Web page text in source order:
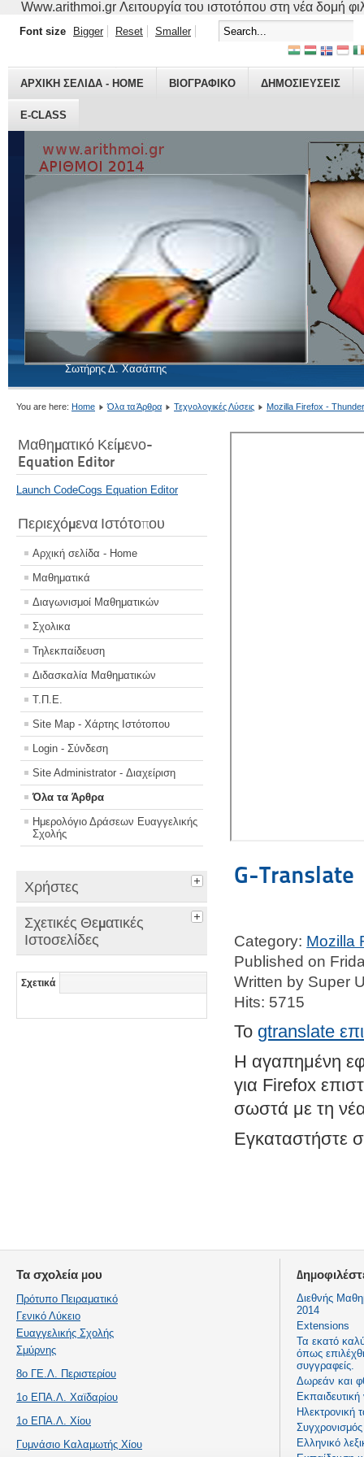
Www.arithmoi.gr Λειτουργία του ιστοτόπου στη νέα δομή
Σωτήρης Δ. Χασάπης
ΑΡΧΙΚΗ ΣΕΛΙΔΑ - HOME ΒΙΟΓΡΑΦΙΚO ΔΗΜΟΣΙΕΥΣΕΙΣ
E-CLASS
Font size Bigger Reset Smaller
You are here: Home Όλα τα Άρθρα Τεχνολογικές Λύσεις Mozilla Firefox -
Μαθηματικό Κείμενο-
Equation Editor
Launch CodeCogs Equation Editor
Περιεχόμενα Ιστότοπου
Αρχική σελίδα - Home
Μαθηματικά
Διαγωνισμοί Μαθηματικών
Σχολικα
Τηλεκπαίδευση
Διδασκαλία Μαθηματικών
Τ.Π.Ε.
Site Map - Χάρτης Ιστότοπου
Login - Σύνδεση
Site Administrator - Διαχείριση
Όλα τα Άρθρα
Ημερολόγιο Δράσεων Ευαγγελικής
Σχολής
Χρήστες
Σχετικές Θεματικές
Ιστοσελίδες
Σχετικά
G-Translate
Category: Mozilla
Published on
Written by Super
Hits: 5715
Το gtranslate
Η αγαπημένη
για Firefox
σωστά με τη
Εγκαταστήστε
Τα σχολεία μου
Πρότυπο Πειραματικό
Γενικό Λύκειο
Ευαγγελικής Σχολής
Σμύρνης
8ο ΓΕ.Λ. Περιστερίου
1ο ΕΠΑ.Λ. Χαϊδαρίου
1ο ΕΠΑ.Λ. Χίου
Γυμνάσιο Καλαμωτής Χίου
Διεθνής
2014
Extensions
Τα εκατό
όπως
συγγραφείς.
Δωρεάν και
Ηλεκτρονική
Ελληνικό